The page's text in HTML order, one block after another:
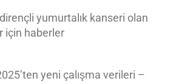
yumurtalık kanseri olan
için haberler
yeni çalışma verileri –